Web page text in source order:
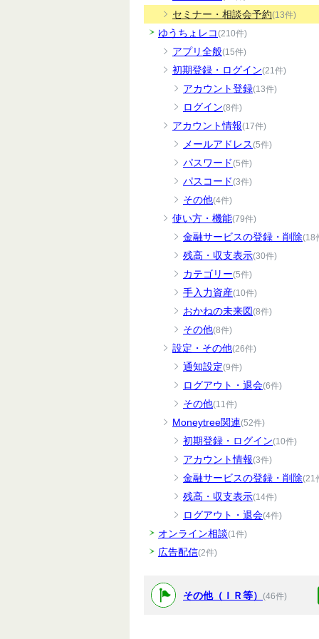
セミナー・相談会予約(13件)
ゆうちょレコ(210件)
アプリ全般(15件)
初期登録・ログイン(21件)
アカウント登録(13件)
ログイン(8件)
アカウント情報(17件)
メールアドレス(5件)
パスワード(5件)
パスコード(3件)
その他(4件)
使い方・機能(79件)
金融サービスの登録・削除(18
残高・収支表示(30件)
カテゴリー(5件)
手入力資産(10件)
おかねの未来図(8件)
その他(8件)
設定・その他(26件)
通知設定(9件)
ログアウト・退会(6件)
その他(11件)
Moneytree関連(52件)
初期登録・ログイン(10件)
アカウント情報(3件)
金融サービスの登録・削除(21
残高・収支表示(14件)
ログアウト・退会(4件)
オンライン相談(1件)
広告配信(2件)
その他（ＩＲ等） (46件)